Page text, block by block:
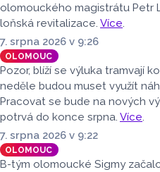
olomouckého magistrátu Petr
loňská revitalizace. Více.
7. srpna 2026 v 9:26
OLOMOUC
Pozor, blíží se výluka tramvají
neděle budou muset využít
Pracovat se bude na nových
potrvá do konce srpna. Více.
7. srpna 2026 v 9:22
OLOMOUC
B-tým olomoucké Sigmy